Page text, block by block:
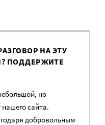
НА ЭТУ
ПОДДЕРЖИТЕ
но
сайта.
добровольным